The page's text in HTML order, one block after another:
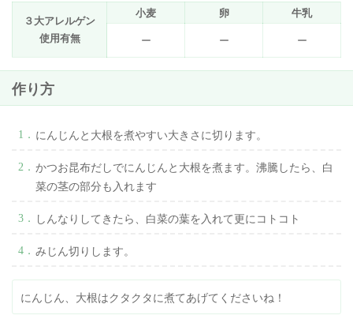
３大アレルゲン
使用有無
小麦 卵
牛乳
ー
ー ー
作り方
にんじんと大根を煮やすい大きさに切ります。
かつお昆布だしでにんじんと大根を煮ます。沸騰したら、白
菜の茎の部分も入れます
しんなりしてきたら、白菜の葉を入れて更にコトコト
みじん切りします。
にんじん、大根はクタクタに煮てあげてくださいね！